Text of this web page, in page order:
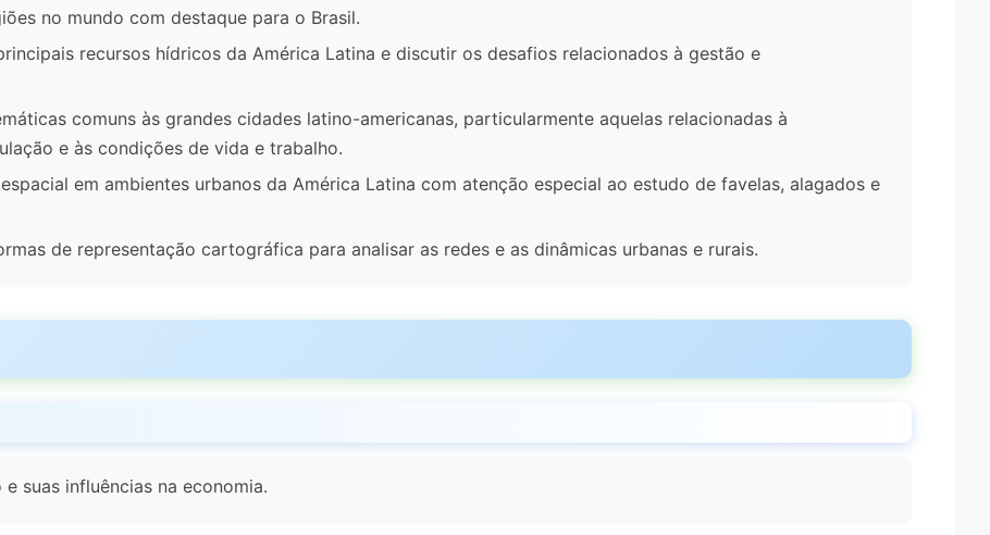
no mundo com destaque para o Brasil.
recursos hídricos da América Latina e discutir os desafios relacionados à gestão e
comuns às grandes cidades latino-americanas, particularmente aquelas relacionadas à
e às condições de vida e trabalho.
em ambientes urbanos da América Latina com atenção especial ao estudo de favelas, alagados e
de representação cartográfica para analisar as redes e as dinâmicas urbanas e rurais.
suas influências na economia.